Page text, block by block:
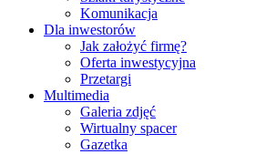
Komunikacja
Dla inwestorów
Jak założyć firmę?
Oferta inwestycyjna
Przetargi
Multimedia
Galeria zdjęć
Wirtualny spacer
Gazetka